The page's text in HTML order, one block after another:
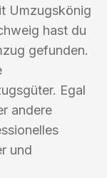
Umzugskönig
hast du
gefunden.
Egal
andere
und